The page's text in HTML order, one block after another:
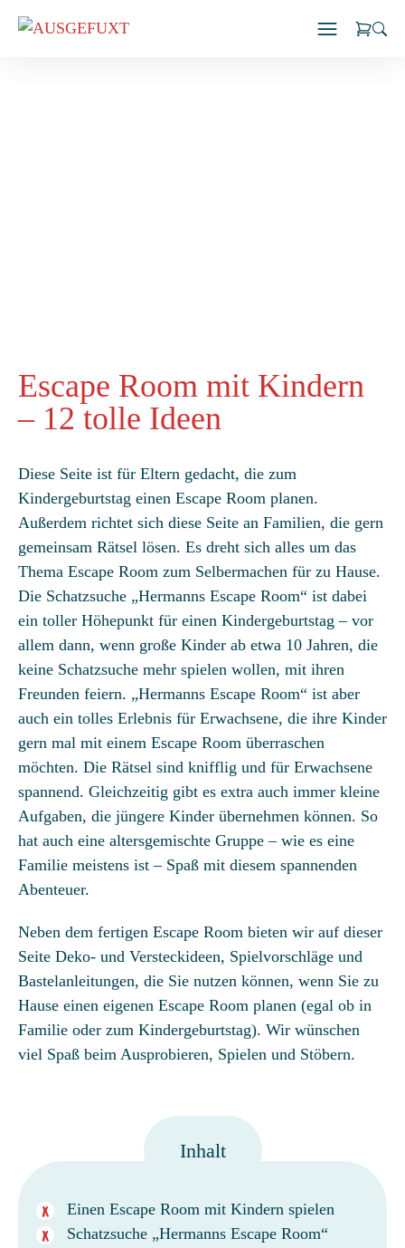
Inhalt
Escape Room mit Kindern
– 12 tolle Ideen
Diese Seite ist für Eltern gedacht, die zum
Kindergeburtstag einen Escape Room planen.
Außerdem richtet sich diese Seite an Familien, die gern
gemeinsam Rätsel lösen. Es dreht sich alles um das
Thema Escape Room zum Selbermachen für zu Hause.
Die Schatzsuche „Hermanns Escape Room“ ist dabei
ein toller Höhepunkt für einen Kindergeburtstag – vor
allem dann, wenn große Kinder ab etwa 10 Jahren, die
keine Schatzsuche mehr spielen wollen, mit ihren
Freunden feiern. „Hermanns Escape Room“ ist aber
auch ein tolles Erlebnis für Erwachsene, die ihre Kinder
gern mal mit einem Escape Room überraschen
möchten. Die Rätsel sind knifflig und für Erwachsene
spannend. Gleichzeitig gibt es extra auch immer kleine
Aufgaben, die jüngere Kinder übernehmen können. So
hat auch eine altersgemischte Gruppe – wie es eine
Familie meistens ist – Spaß mit diesem spannenden
Abenteuer.
Neben dem fertigen Escape Room bieten wir auf dieser
Seite Deko- und Versteckideen, Spielvorschläge und
Bastelanleitungen, die Sie nutzen können, wenn Sie zu
Hause einen eigenen Escape Room planen (egal ob in
Familie oder zum Kindergeburtstag). Wir wünschen
viel Spaß beim Ausprobieren, Spielen und Stöbern.
Inhalt
Einen Escape Room mit Kindern spielen
Schatzsuche „Hermanns Escape Room“